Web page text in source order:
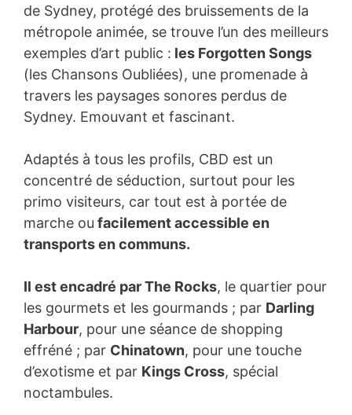
de Sydney, protégé des bruissements de la
métropole animée, se trouve l’un des meilleurs
exemples d’art public : les Forgotten Songs
(les Chansons Oubliées), une promenade à
travers les paysages sonores perdus de
Sydney. Emouvant et fascinant.
Adaptés à tous les profils, CBD est un
concentré de séduction, surtout pour les
primo visiteurs, car tout est à portée de
marche ou facilement accessible en
transports en communs.
Il est encadré par The Rocks, le quartier pour
les gourmets et les gourmands ; par Darling
Harbour, pour une séance de shopping
effréné ; par Chinatown, pour une touche
d’exotisme et par Kings Cross, spécial
noctambules.